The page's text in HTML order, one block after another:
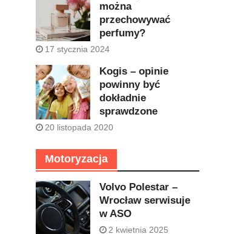
można
przechowywać
perfumy?
17 stycznia 2024
Kogis – opinie
powinny być
dokładnie
sprawdzone
20 listopada 2020
Motoryzacja
Volvo Polestar –
Wrocław serwisuje
w ASO
2 kwietnia 2025